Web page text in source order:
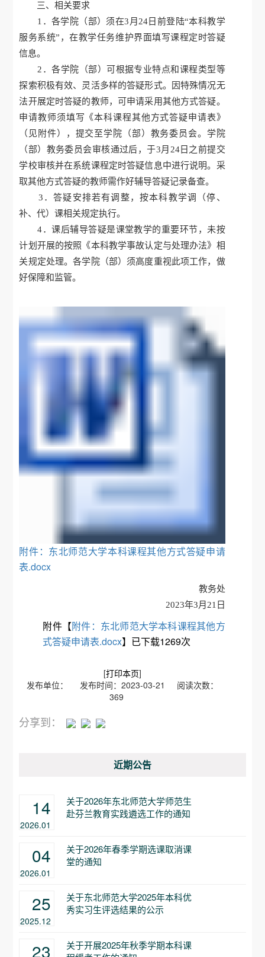
三、相关要求
1．各学院（部）须在3月24日前登陆“本科教学
服务系统”，在教学任务维护界面填写课程定时答疑
信息。
2．各学院（部）可根据专业特点和课程类型等
探索积极有效、灵活多样的答疑形式。因特殊情况无
法开展定时答疑的教师，可申请采用其他方式答疑。
申请教师须填写《本科课程其他方式答疑申请表》
（见附件），提交至学院（部）教务委员会。学院
（部）教务委员会审核通过后，于3月24日之前提交
学校审核并在系统课程定时答疑信息中进行说明。采
取其他方式答疑的教师需作好辅导答疑记录备查。
3．答疑安排若有调整，按本科教学调（停、
补、代）课相关规定执行。
4．课后辅导答疑是课堂教学的重要环节，未按
计划开展的按照《本科教学事故认定与处理办法》相
关规定处理。各学院（部）须高度重视此项工作，做
好保障和监管。
附件：东北师范大学本科课程其他方式答疑申请
表.docx
教务处
2023年3月21日
附件【附件：东北师范大学本科课程其他方
式答疑申请表.docx】已下载1269次
[打印本页]
发布单位： 发布时间：2023-03-21 阅读次数：
369
分享到：
近期公告
14
2026.01
关于2026年东北师范大学师范生
赴芬兰教育实践遴选工作的通知
04
2026.01
关于2026年春季学期选课取消课
堂的通知
25
2025.12
关于东北师范大学2025年本科优
秀实习生评选结果的公示
23
关于开展2025年秋季学期本科课